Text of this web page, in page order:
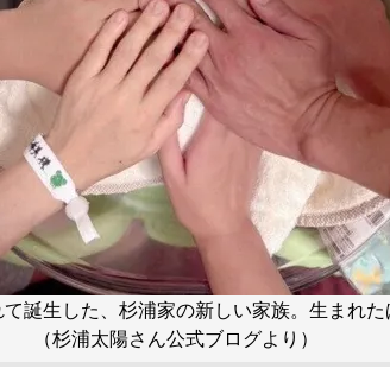
誕生した、杉浦家の新しい家族。生まれた
（杉浦太陽さん公式ブログより）